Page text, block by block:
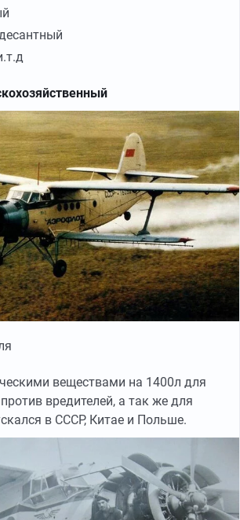
веществами на 1400л для
вредителей, а так же для
в СССР, Китае и Польше.